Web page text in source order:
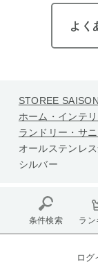
よく
STOREE
ホーム・インテ
ランドリー・サ
オールステンレ
シルバー
条件検索 ラン
ログ